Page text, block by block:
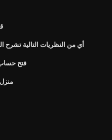
أي من النظريات التالية تشرح
فتح